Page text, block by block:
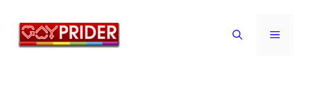
MENU